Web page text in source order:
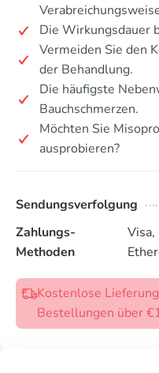
Die Wirkungsdauer
Vermeiden Sie den
der Behandlung.
Die häufigste
Bauchschmerzen.
Möchten Sie
ausprobieren?
Sendungsverfolgung
Zahlungs-
Methoden
Visa,
Kostenlose
Bestellungen über